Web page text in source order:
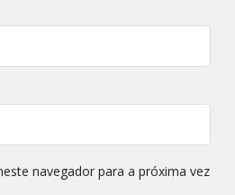
navegador para a próxima vez